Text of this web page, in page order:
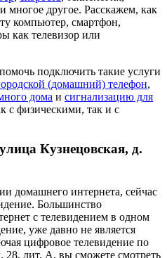
многое другое. Расскажем, как
компьютер, смартфон,
как телевизор или
подключить такие услуги
(домашний) телефон,
дома и сигнализацию для
с физическими, так и с
Кузнецовская, д.
домашнего интернета, сейчас
Большинство
с телевидением в одном
уже давно не является
цифровое телевидение по
28, лит. А, вы сможете смотреть